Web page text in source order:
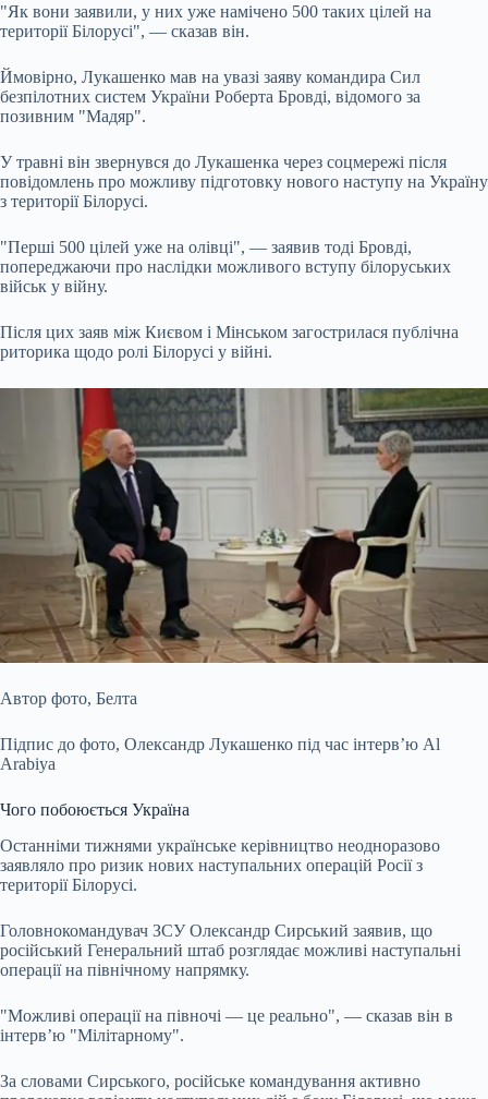
"Як вони заявили, у них уже намічено 500 таких цілей на
території Білорусі", — сказав він.
Ймовірно, Лукашенко мав на увазі заяву командира Сил
безпілотних систем України Роберта Бровді, відомого за
позивним "Мадяр".
У травні він звернувся до Лукашенка через соцмережі після
повідомлень про можливу підготовку нового наступу на Україну
з території Білорусі.
"Перші 500 цілей уже на олівці", — заявив тоді Бровді,
попереджаючи про наслідки можливого вступу білоруських
військ у війну.
Після цих заяв між Києвом і Мінськом загострилася публічна
риторика щодо ролі Білорусі у війні.
Автор фото, Белта
Підпис до фото, Олександр Лукашенко під час інтерв’ю Al
Arabiya
Чого побоюється Україна
Останніми тижнями українське керівництво неодноразово
заявляло про ризик нових наступальних операцій Росії з
території Білорусі.
Головнокомандувач ЗСУ Олександр Сирський заявив, що
російський Генеральний штаб розглядає можливі наступальні
операції на північному напрямку.
"Можливі операції на півночі — це реально", — сказав він в
інтерв’ю "Мілітарному".
За словами Сирського, російське командування активно